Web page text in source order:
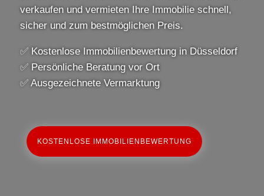
verkaufen und vermieten Ihre Immobilie schnell,
sicher und zum bestmöglichen Preis.
✅ Kostenlose Immobilienbewertung in Düsseldorf
✅ Persönliche Beratung vor Ort
✅ Ausgezeichnete Vermarktung
KOSTENLOSE IMMOBILIENBEWERTUNG